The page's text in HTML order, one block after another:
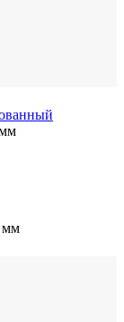
мм